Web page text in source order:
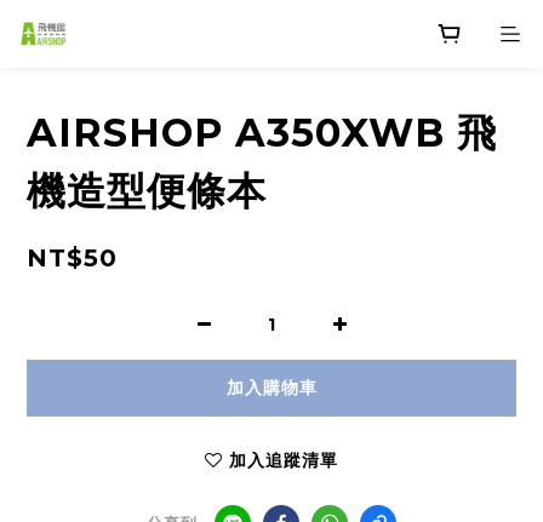
AIRSHOP A350XWB 飛
機造型便條本
NT$50
加入購物車
加入追蹤清單